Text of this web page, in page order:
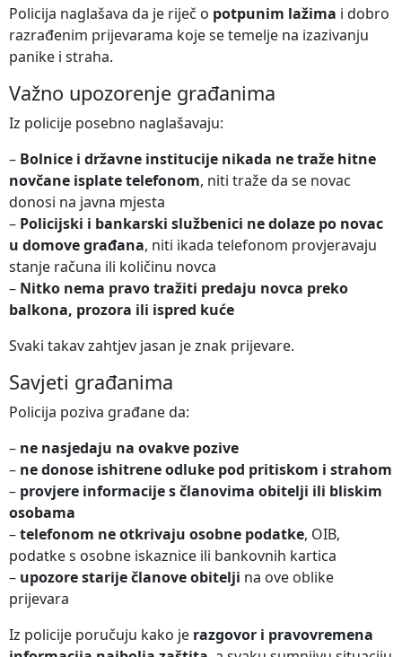
Policija naglašava da je riječ o potpunim lažima i dobro
razrađenim prijevarama koje se temelje na izazivanju
panike i straha.
Važno upozorenje građanima
Iz policije posebno naglašavaju:
– Bolnice i državne institucije nikada ne traže hitne
novčane isplate telefonom, niti traže da se novac
donosi na javna mjesta
– Policijski i bankarski službenici ne dolaze po novac
u domove građana, niti ikada telefonom provjeravaju
stanje računa ili količinu novca
– Nitko nema pravo tražiti predaju novca preko
balkona, prozora ili ispred kuće
Svaki takav zahtjev jasan je znak prijevare.
Savjeti građanima
Policija poziva građane da:
– ne nasjedaju na ovakve pozive
– ne donose ishitrene odluke pod pritiskom i strahom
– provjere informacije s članovima obitelji ili bliskim
osobama
–telefonom ne otkrivaju osobne podatke, OIB,
podatke s osobne iskaznice ili bankovnih kartica
– upozore starije članove obitelji na ove oblike
prijevara
Iz policije poručuju kako je razgovor i pravovremena